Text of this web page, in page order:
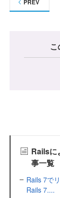
PREV
Railsに
事一覧
Rails 7で
Rails 7....